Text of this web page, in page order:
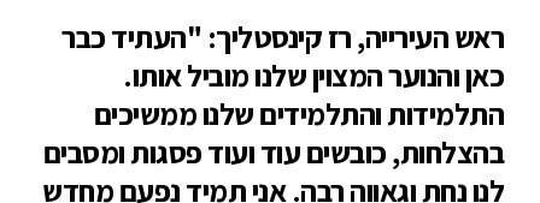
ראש העירייה, רז קינסטליך: "העתיד כבר
כאן והנוער המצוין שלנו מוביל אותו.
התלמידות והתלמידים שלנו ממשיכים
בהצלחות, כובשים עוד ועוד פסגות ומסבים
לנו נחת וגאווה רבה. אני תמיד נפעם מחדש